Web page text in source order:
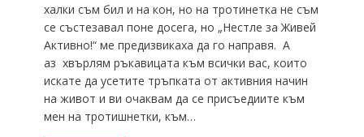
халки съм бил и на кон, но на тротинетка не съм
се състезавал поне досега, но „Нестле за Живей
Активно!“ ме предизвикаха да го направя. А
аз хвърлям ръкавицата към всички вас, които
искате да усетите тръпката от активния начин
на живот и ви очаквам да се присъедиите към
мен на тротишнетки, към…